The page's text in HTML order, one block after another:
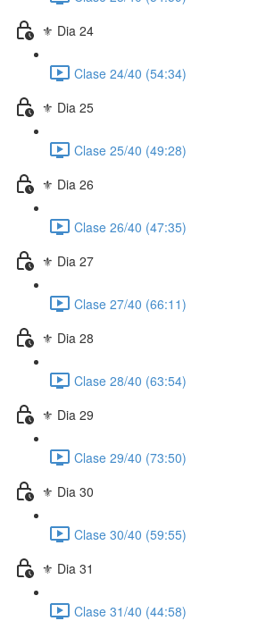
⚜️ Dia 24
Clase 24/40 (54:34)
⚜️ Dia 25
Clase 25/40 (49:28)
⚜️ Dia 26
Clase 26/40 (47:35)
⚜️ Dia 27
Clase 27/40 (66:11)
⚜️ Dia 28
Clase 28/40 (63:54)
⚜️ Dia 29
Clase 29/40 (73:50)
⚜️ Dia 30
Clase 30/40 (59:55)
⚜️ Dia 31
Clase 31/40 (44:58)